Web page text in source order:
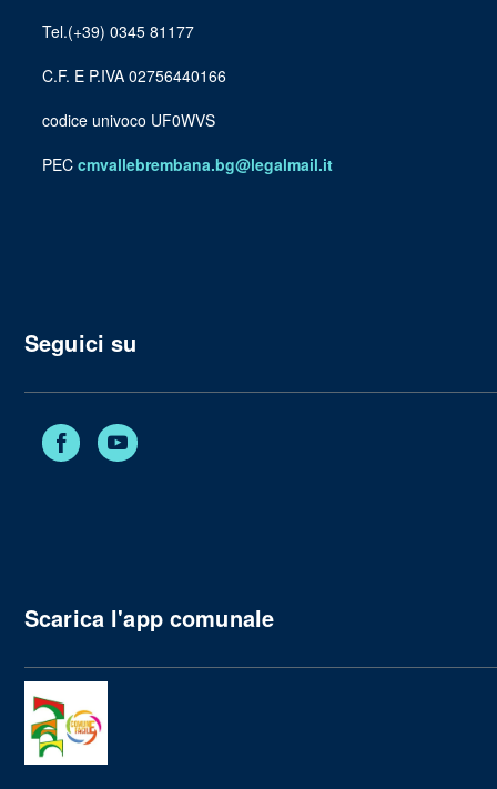
Tel.(+39) 0345 81177
C.F. E P.IVA 02756440166
codice univoco UF0WVS
PEC cmvallebrembana.bg@legalmail.it
Seguici su
Facebook
Scarica l'app comunale